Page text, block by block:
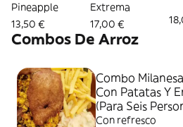
Pineapple
13,50 €
Extrema
17,00 €
Combos De Arroz
Combo
Con Patatas Y
(Para Seis
Con refresco